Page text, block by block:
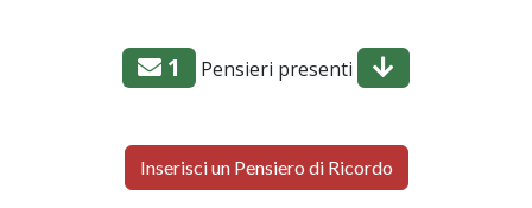
1 Pensieri presenti
Inserisci un Pensiero di Ricordo